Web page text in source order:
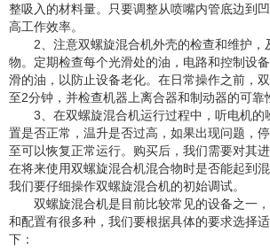
整吸入的材料量。只要调整从喷嘴内管底边到
高工作效率。
2、注意双螺旋混合机外壳的检查和维护，
物。定期检查每个光滑处的油，电路和控制设
滑的油，以防止设备老化。在日常操作之前，
至2分钟，并检查机器上离合器和制动器的可靠
3、在双螺旋混合机运行过程中，听电机的
置是否正常，温升是否过高，如果出现问题，
至可以恢复正常运行。购买后，我们需要对其
在将来使用双螺旋混合机混合物时是否能起到
我们要仔细操作双螺旋混合机的初始调试。
双螺旋混合机是目前比较常见的设备之一
和配置有很多种，我们要根据具体的要求选择
下：